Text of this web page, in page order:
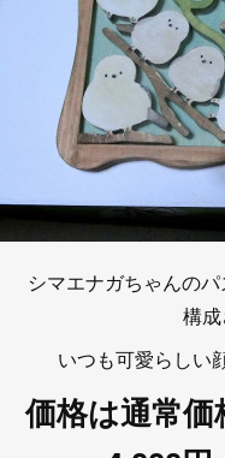
シマエナガちゃんの
構成
いつも可愛らしい
価格は通常価